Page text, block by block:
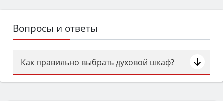
Вопросы и ответы
Как правильно выбрать духовой шкаф?
Сначала определитесь с типом (газовый или